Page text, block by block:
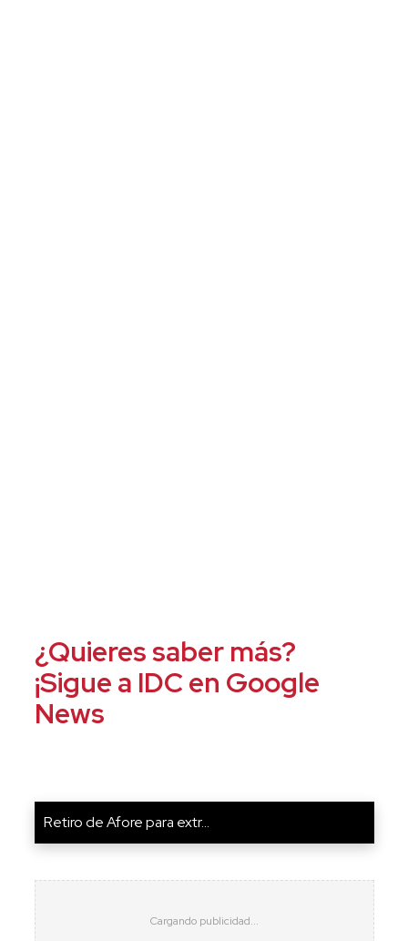
¿Quieres saber más?
¡Sigue a IDC en Google
News
Retiro de Afore para extr...